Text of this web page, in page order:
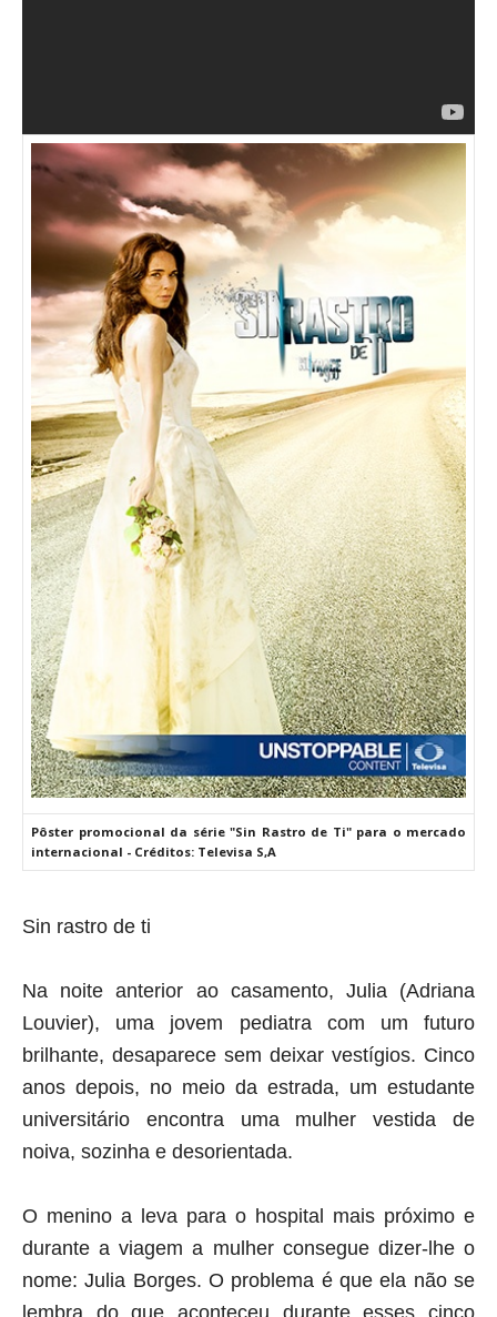
Pôster promocional da série "Sin Rastro de Ti" para o mercado
internacional - Créditos: Televisa S,A
Sin rastro de ti
Na noite anterior ao casamento, Julia (Adriana
Louvier), uma jovem pediatra com um futuro
brilhante, desaparece sem deixar vestígios. Cinco
anos depois, no meio da estrada, um estudante
universitário encontra uma mulher vestida de
noiva, sozinha e desorientada.
O menino a leva para o hospital mais próximo e
durante a viagem a mulher consegue dizer-lhe o
nome: Julia Borges. O problema é que ela não se
lembra do que aconteceu durante esses cinco